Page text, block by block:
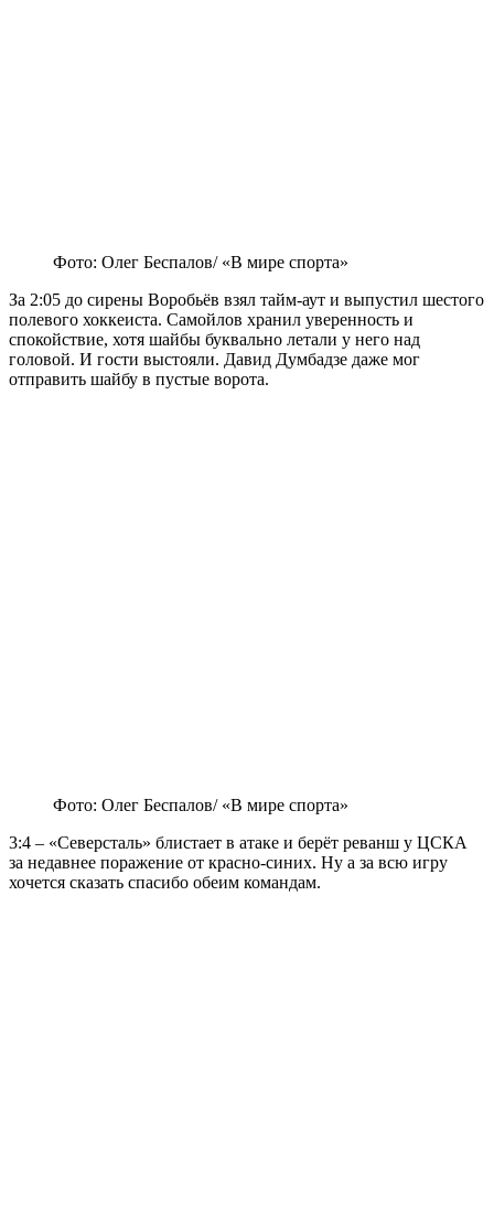
Фото: Олег Беспалов/ «В мире спорта»
За 2:05 до сирены Воробьёв взял тайм-аут и выпустил шестого
полевого хоккеиста. Самойлов хранил уверенность и
спокойствие, хотя шайбы буквально летали у него над
головой. И гости выстояли. Давид Думбадзе даже мог
отправить шайбу в пустые ворота.
Фото: Олег Беспалов/ «В мире спорта»
3:4 – «Северсталь» блистает в атаке и берёт реванш у ЦСКА
за недавнее поражение от красно-синих. Ну а за всю игру
хочется сказать спасибо обеим командам.